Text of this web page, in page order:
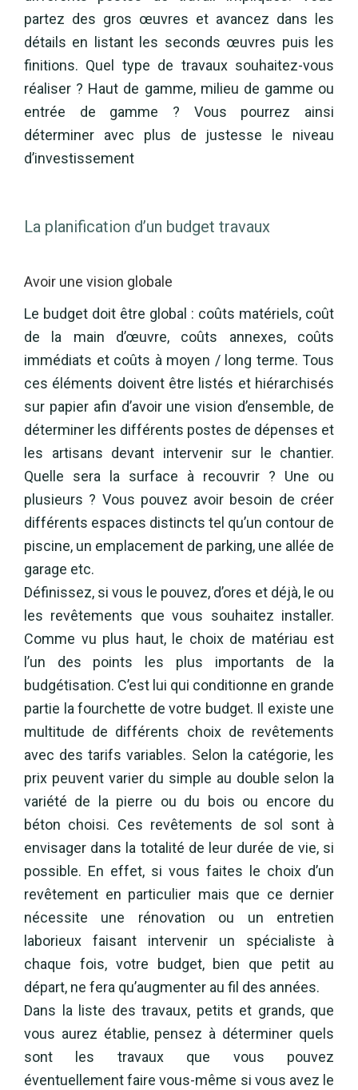
partez des gros œuvres et avancez dans les
détails en listant les seconds œuvres puis les
finitions. Quel type de travaux souhaitez-vous
réaliser ? Haut de gamme, milieu de gamme ou
entrée de gamme ? Vous pourrez ainsi
déterminer avec plus de justesse le niveau
d’investissement
La planification d’un budget travaux
Avoir une vision globale
Le budget doit être global : coûts matériels, coût
de la main d’œuvre, coûts annexes, coûts
immédiats et coûts à moyen / long terme. Tous
ces éléments doivent être listés et hiérarchisés
sur papier afin d’avoir une vision d’ensemble, de
déterminer les différents postes de dépenses et
les artisans devant intervenir sur le chantier.
Quelle sera la surface à recouvrir ? Une ou
plusieurs ? Vous pouvez avoir besoin de créer
différents espaces distincts tel qu’un contour de
piscine, un emplacement de parking, une allée de
garage etc.
Définissez, si vous le pouvez, d’ores et déjà, le ou
les revêtements que vous souhaitez installer.
Comme vu plus haut, le choix de matériau est
l’un des points les plus importants de la
budgétisation. C’est lui qui conditionne en grande
partie la fourchette de votre budget. Il existe une
multitude de différents choix de revêtements
avec des tarifs variables. Selon la catégorie, les
prix peuvent varier du simple au double selon la
variété de la pierre ou du bois ou encore du
béton choisi. Ces revêtements de sol sont à
envisager dans la totalité de leur durée de vie, si
possible. En effet, si vous faites le choix d’un
revêtement en particulier mais que ce dernier
nécessite une rénovation ou un entretien
laborieux faisant intervenir un spécialiste à
chaque fois, votre budget, bien que petit au
départ, ne fera qu’augmenter au fil des années.
Dans la liste des travaux, petits et grands, que
vous aurez établie, pensez à déterminer quels
sont les travaux que vous pouvez
éventuellement faire vous-même si vous avez le